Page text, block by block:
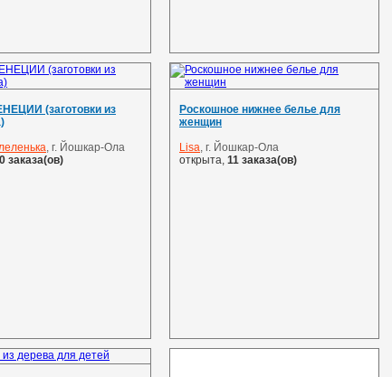
(заготовки из
, г. Йошкар-Ола
0 заказа(ов)
Роскошное нижнее белье для
женщин
Lisa, г. Йошкар-Ола
открыта, 11 заказа(ов)